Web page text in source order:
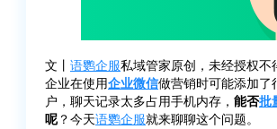
文丨 语鹦企服私域管家原创，未经授权不
企业在使用企业微信做营销时可能添加了
户，聊天记录太多占用手机内存， 能否批
呢 ？今天语鹦企服就来聊聊这个问题。